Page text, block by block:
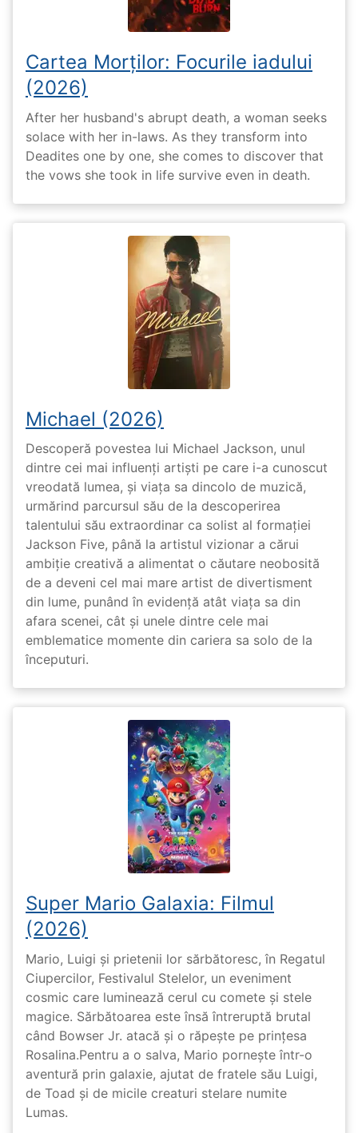
Cartea Morților: Focurile iadului
(2026)
After her husband's abrupt death, a woman seeks
solace with her in-laws. As they transform into
Deadites one by one, she comes to discover that
the vows she took in life survive even in death.
Michael (2026)
Descoperă povestea lui Michael Jackson, unul
dintre cei mai influenți artiști pe care i-a cunoscut
vreodată lumea, și viața sa dincolo de muzică,
urmărind parcursul său de la descoperirea
talentului său extraordinar ca solist al formației
Jackson Five, până la artistul vizionar a cărui
ambiție creativă a alimentat o căutare neobosită
de a deveni cel mai mare artist de divertisment
din lume, punând în evidență atât viața sa din
afara scenei, cât și unele dintre cele mai
emblematice momente din cariera sa solo de la
începuturi.
Super Mario Galaxia: Filmul
(2026)
Mario, Luigi și prietenii lor sărbătoresc, în Regatul
Ciupercilor, Festivalul Stelelor, un eveniment
cosmic care luminează cerul cu comete și stele
magice. Sărbătoarea este însă întreruptă brutal
când Bowser Jr. atacă și o răpește pe prinţesa
Rosalina.Pentru a o salva, Mario pornește într-o
aventură prin galaxie, ajutat de fratele său Luigi,
de Toad și de micile creaturi stelare numite
Lumas.